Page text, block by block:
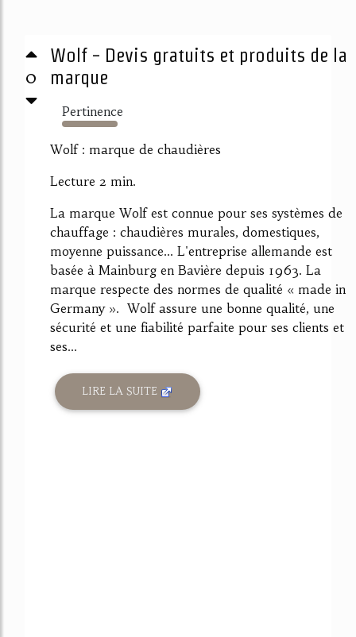
0
Wolf - Devis gratuits et produits de la
marque
Pertinence
5519%
Wolf : marque de chaudières
Lecture 2 min.
La marque Wolf est connue pour ses systèmes de
chauffage : chaudières murales, domestiques,
moyenne puissance... L'entreprise allemande est
basée à Mainburg en Bavière depuis 1963. La
marque respecte des normes de qualité « made in
Germany ». Wolf assure une bonne qualité, une
sécurité et une fiabilité parfaite pour ses clients et
ses...
LIRE LA SUITE